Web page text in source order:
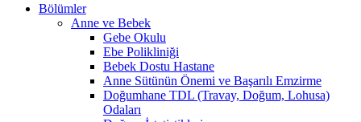
Bölümler
Anne ve Bebek
Gebe Okulu
Ebe Polikliniği
Bebek Dostu Hastane
Anne Sütünün Önemi ve Başarılı Emzirme
Doğumhane TDL (Travay, Doğum, Lohusa)
Odaları